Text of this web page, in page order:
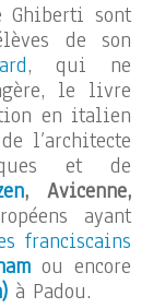
Ghiberti sont
de son
, qui ne
le livre
en italien
l’architecte
et de
, Avicenne,
ayant
franciscains
ou encore
à Padou.